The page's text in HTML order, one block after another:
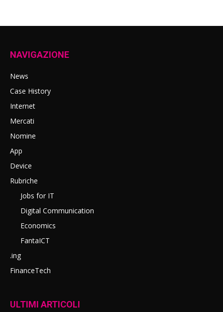
NAVIGAZIONE
News
Case History
Internet
Mercati
Nomine
App
Device
Rubriche
Jobs for IT
Digital Communication
Economics
FantaICT
.ing
FinanceTech
ULTIMI ARTICOLI